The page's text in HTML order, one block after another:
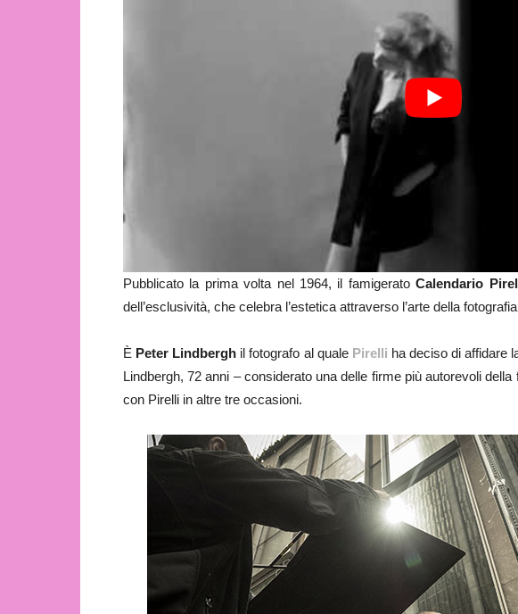
Pubblicato la prima volta nel 1964, il famigeratoCalendario
dell’esclusività, che celebra l’estetica attraverso l’arte della
È Peter Lindbergh il fotografo al quale Pirelli ha deciso di affidare
Lindbergh, 72 anni – considerato una delle firme più autorevoli
con Pirelli in altre tre occasioni.